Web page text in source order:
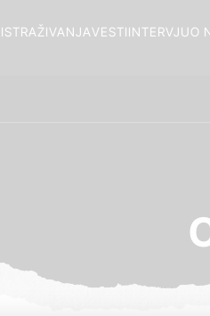
O
INTERVJU
VESTI
ISTRAŽIVANJA